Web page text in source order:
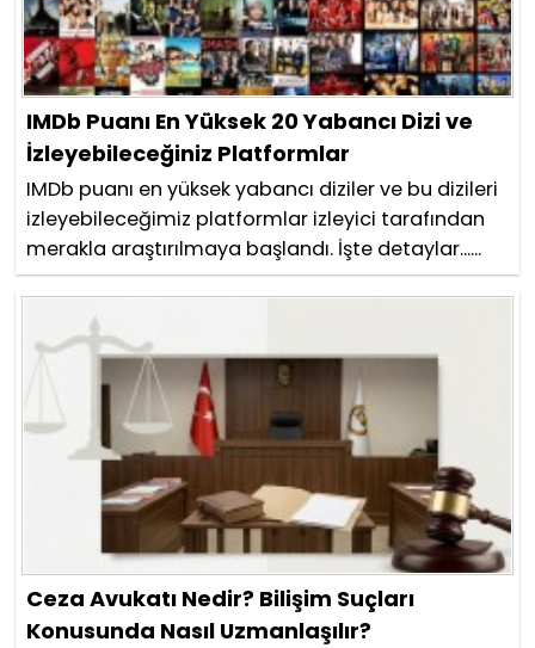
IMDb Puanı En Yüksek 20 Yabancı Dizi ve
İzleyebileceğiniz Platformlar
IMDb puanı en yüksek yabancı diziler ve bu dizileri
izleyebileceğimiz platformlar izleyici tarafından
merakla araştırılmaya başlandı. İşte detaylar......
Ceza Avukatı Nedir? Bilişim Suçları
Konusunda Nasıl Uzmanlaşılır?